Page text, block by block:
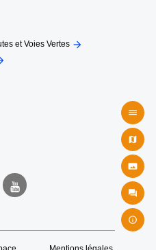





et Voies Vertes 
Youtube
AF3V